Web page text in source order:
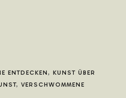
ENTDECKEN, KUNST ÜBER
, VERSCHWOMMENE